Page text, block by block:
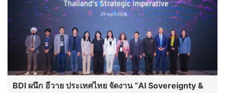
BDI ผนึก อีวาย ประเทศไทย จัดงาน “AI Sovereignty &